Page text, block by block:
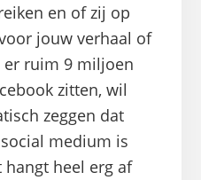
en of zij op
jouw verhaal of
er ruim 9 miljoen
zitten, wil
zeggen dat
medium is
heel erg af